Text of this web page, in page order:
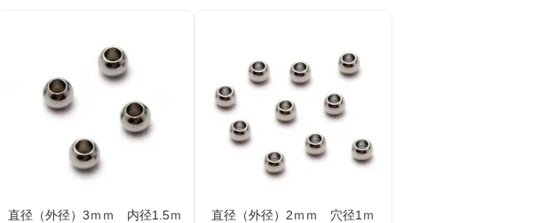
直径（外径）3ｍｍ 内径1.5ｍ
直径（外径）2ｍｍ 穴径1ｍ